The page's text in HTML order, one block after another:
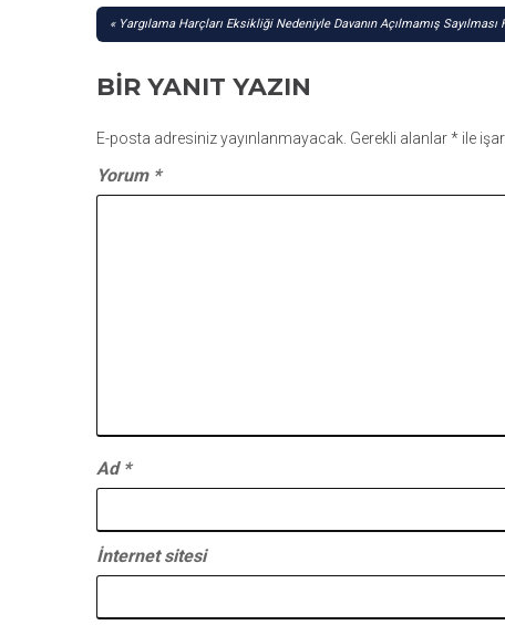
YAZI
Yargılama Harçları Eksikliği Nedeniyle Davanın Açılmamış Sayılması
BIR YANIT YAZIN
E-posta adresiniz yayınlanmayacak. Gerekli alanlar* ile
Yorum *
Ad *
İnternet sitesi